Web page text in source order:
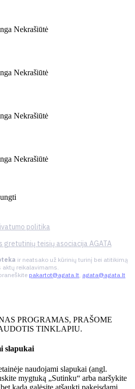
Nekrašiūtė
Nekrašiūtė
Nekrašiūtė
Nekrašiūtė
politika
gretutinių teisių asociacija AGATA
ir neatsako už kūrinių turinį bei atitikimą
aktų reikalavimams.
pakartot@agata.lt, agata@agata.lt
PROGRAMAS, PRAŠOME
TINKLAPIU.
slapukai
naudojami slapukai (angl.
mygtuką „Sutinku“ arba naršykite
kada galėsite atšaukti pakeisdami